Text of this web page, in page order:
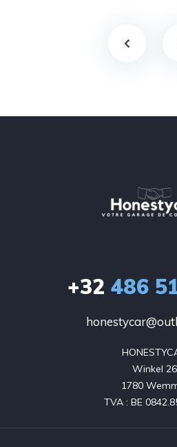
+32 486
Winkel 26
1780
TVA : BE